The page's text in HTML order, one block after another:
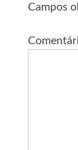
Campos